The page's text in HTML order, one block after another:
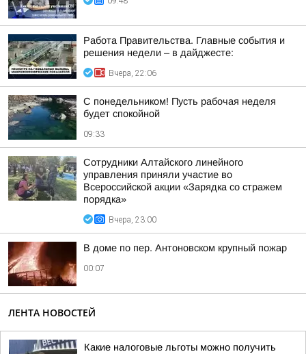
Работа Правительства. Главные события и
решения недели – в дайджесте:
Вчера, 22:06
С понедельником! Пусть рабочая неделя
будет спокойной
09:33
Сотрудники Алтайского линейного
управления приняли участие во
Всероссийской акции «Зарядка со стражем
порядка»
Вчера, 23:00
В доме по пер. Антоновском крупный пожар
00:07
ЛЕНТА НОВОСТЕЙ
Какие налоговые льготы можно получить